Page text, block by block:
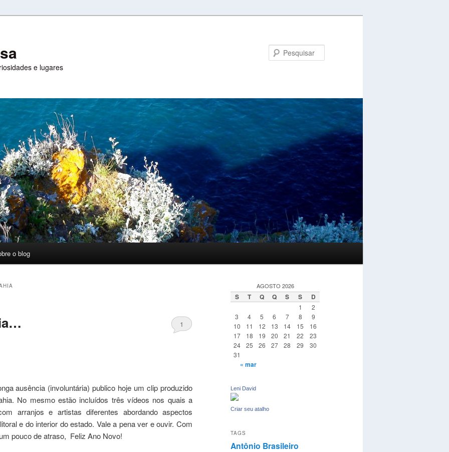
e lugares
o blog
1
ausência (involuntária) publico hoje um clip produzido
No mesmo estão incluídos três vídeos nos quais a
arranjos e artistas diferentes abordando aspectos
e do interior do estado. Vale a pena ver e ouvir. Com
pouco de atraso, Feliz Ano Novo!
AGOSTO 2026
S T Q Q S S D
1
2
3
4 5 6 7 8
9
10
11 12 13 14 15
16
17
18 19 20 21 22
23
24
25 26 27 28 29
30
31
« mar
Leni David
Criar seu atalho
TAGS
Antônio Brasileiro